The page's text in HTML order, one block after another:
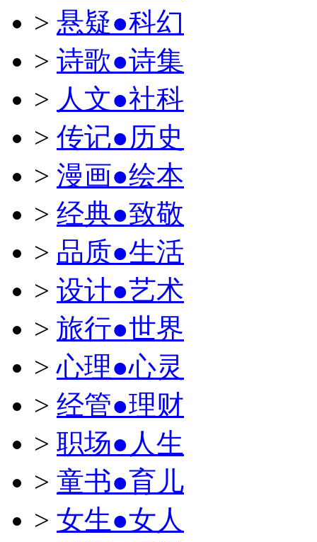
> 悬疑●科幻
> 诗歌●诗集
> 人文●社科
> 传记●历史
> 漫画●绘本
> 经典●致敬
> 品质●生活
> 设计●艺术
> 旅行●世界
>心理●心灵
> 经管●理财
> 职场●人生
> 童书●育儿
> 女生●女人